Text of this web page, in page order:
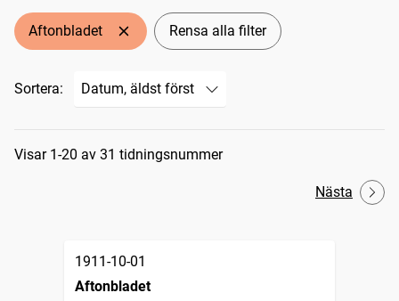
Aftonbladet Rensa alla filter
Sortera:
Sökresultat
Visar 1-20 av 31 tidningsnummer
Nästa
1911-10-01
Aftonbladet